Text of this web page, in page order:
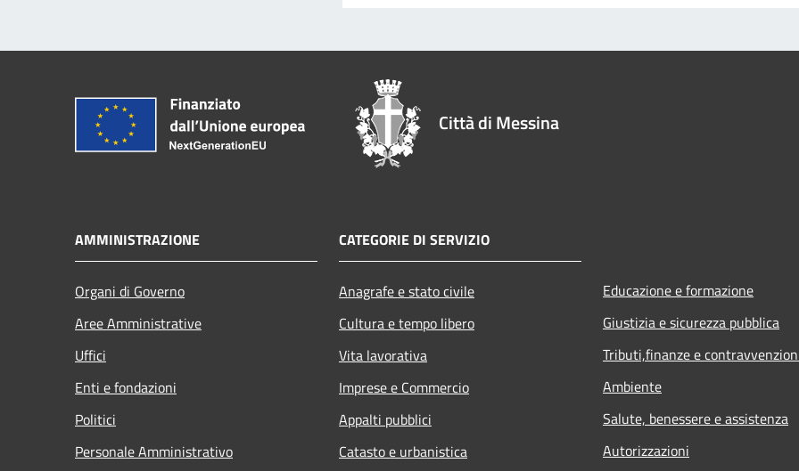
Città di Messina
AMMINISTRAZIONE
Organi di Governo
Aree Amministrative
Uffici
Enti e fondazioni
Politici
Personale Amministrativo
CATEGORIE DI SERVIZIO
Anagrafe e stato civile
Cultura e tempo libero
Vita lavorativa
Imprese e Commercio
Appalti pubblici
Catasto e urbanistica
Educazione e formazione
Giustizia e sicurezza pubblica
Tributi,finanze e
Ambiente
Salute, benessere e assistenza
Autorizzazioni